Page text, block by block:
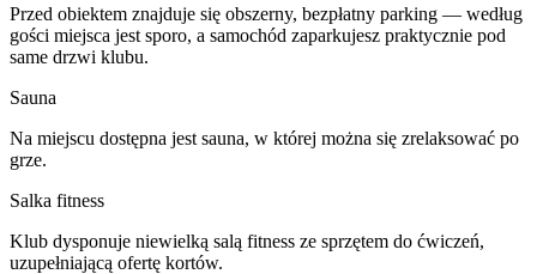
Przed obiektem znajduje się obszerny, bezpłatny parking — według
gości miejsca jest sporo, a samochód zaparkujesz praktycznie pod
same drzwi klubu.
Sauna
Na miejscu dostępna jest sauna, w której można się zrelaksować po
grze.
Salka fitness
Klub dysponuje niewielką salą fitness ze sprzętem do ćwiczeń,
uzupełniającą ofertę kortów.